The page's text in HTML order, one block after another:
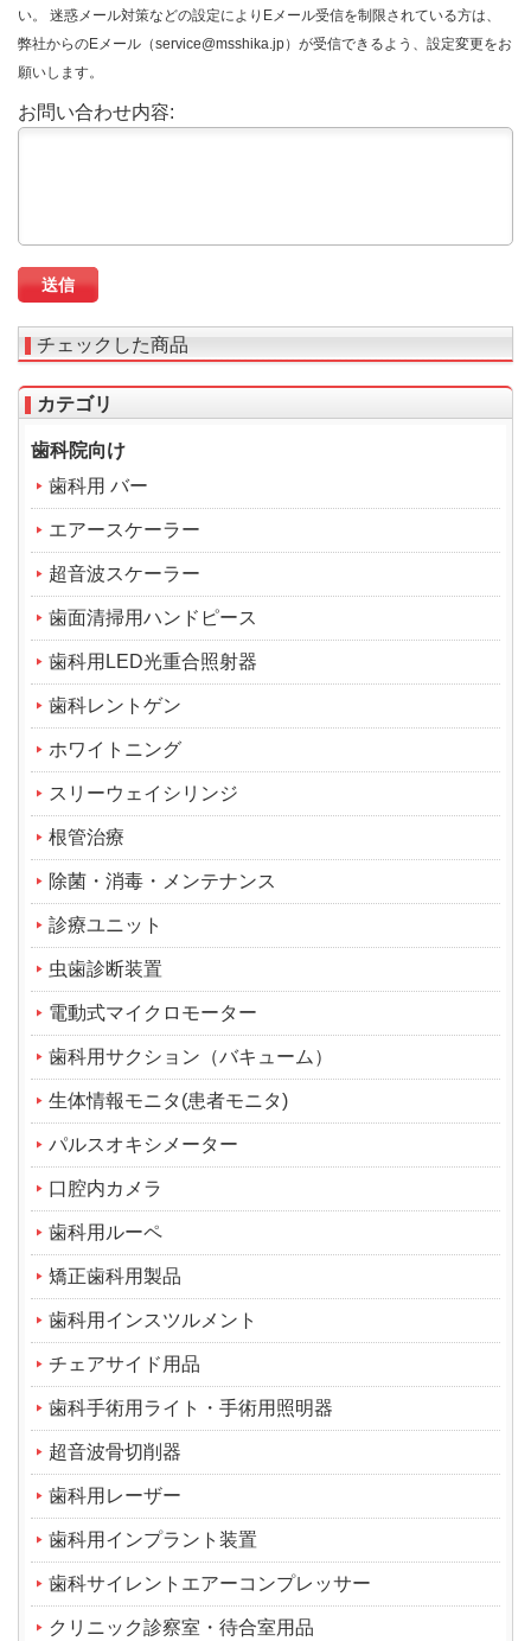
い。 迷惑メール対策などの設定によりEメール受信を制限されている方は、
弊社からのEメール（service@msshika.jp）が受信できるよう、設定変更をお
願いします。
お問い合わせ内容:
チェックした商品
カテゴリ
歯科院向け
歯科用 バー
エアースケーラー
超音波スケーラー
歯面清掃用ハンドピース
歯科用LED光重合照射器
歯科レントゲン
ホワイトニング
スリーウェイシリンジ
根管治療
除菌・消毒・メンテナンス
診療ユニット
虫歯診断装置
電動式マイクロモーター
歯科用サクション（バキューム）
生体情報モニタ(患者モニタ)
パルスオキシメーター
口腔内カメラ
歯科用ルーペ
矯正歯科用製品
歯科用インスツルメント
チェアサイド用品
歯科手術用ライト・手術用照明器
超音波骨切削器
歯科用レーザー
歯科用インプラント装置
歯科サイレントエアーコンプレッサー
クリニック診察室・待合室用品